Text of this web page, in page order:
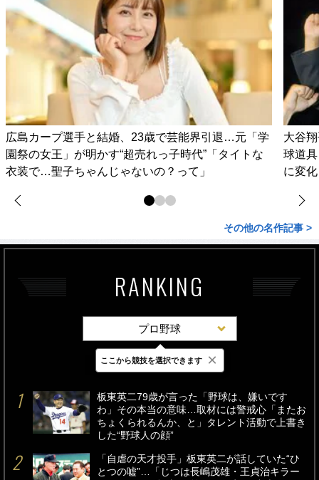
広島カープ選手と結婚、23歳で芸能界引退…元「学
園祭の女王」が明かす“超売れっ子時代”「タイトな
衣装で…聖子ちゃんじゃないの？って」
大谷
球道
に変
その他の名作記事 >
RANKING
プロ野球
最新 24時間 週間
板東英二79歳が言った「野球は、嫌いです
わ」その本当の意味…取材には警戒心「またお
ちょくられるんか、と」タレント活動で上書き
した“野球人の顔”
「自虐の天才投手」板東英二が話していた“ひ
とつの嘘”…「じつは長嶋茂雄・王貞治キラー
ここから競技を選択できます ×